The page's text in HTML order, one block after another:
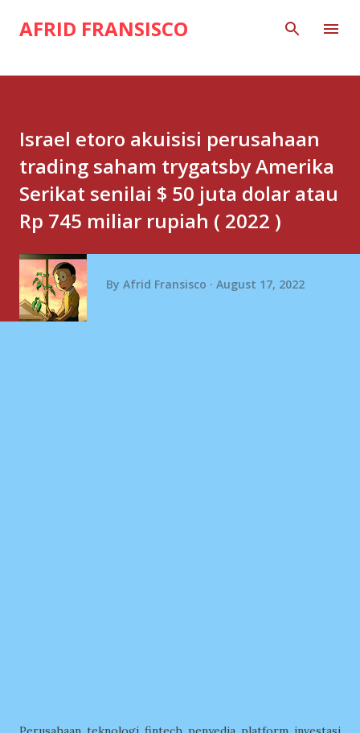
Skip to main content
AFRID FRANSISCO
Israel etoro akuisisi perusahaan
trading saham trygatsby Amerika
Serikat senilai $ 50 juta dolar atau
Rp 745 miliar rupiah ( 2022 )
By Afrid Fransisco August 17, 2022